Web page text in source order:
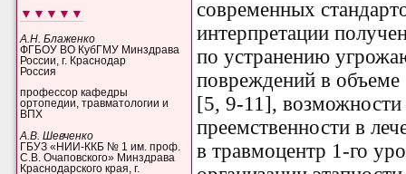
▼▼▼▼▼
А.Н. Блаженко
ФГБОУ ВО КубГМУ Минздрава
России, г. Краснодар
Россия
профессор кафедры
ортопедии, травматологии и
ВПХ
А.В. Шевченко
ГБУЗ «НИИ-ККБ № 1 им. проф.
С.В. Очаповского» Минздрава
Краснодарского края, г.
современных
интерпретации
по устранению
повреждений в
[5, 9-11], возможности
преемственности в
в травмоцентр 1-го